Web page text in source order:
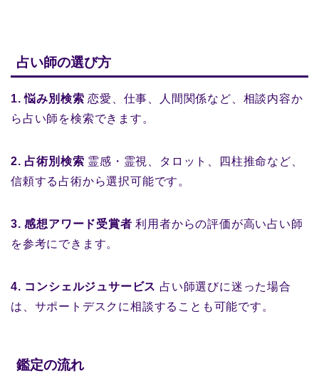
占い師の選び方
1. 悩み別検索 恋愛、仕事、人間関係など、相談内容か
ら占い師を検索できます。
2. 占術別検索 霊感・霊視、タロット、四柱推命など、
信頼する占術から選択可能です。
3. 感想アワード受賞者 利用者からの評価が高い占い師
を参考にできます。
4. コンシェルジュサービス 占い師選びに迷った場合
は、サポートデスクに相談することも可能です。
鑑定の流れ